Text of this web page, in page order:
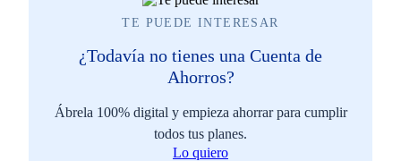
TE PUEDE INTERESAR
¿Todavía no tienes una Cuenta de
Ahorros?
Ábrela 100% digital y empieza ahorrar para cumplir
todos tus planes.
Lo quiero